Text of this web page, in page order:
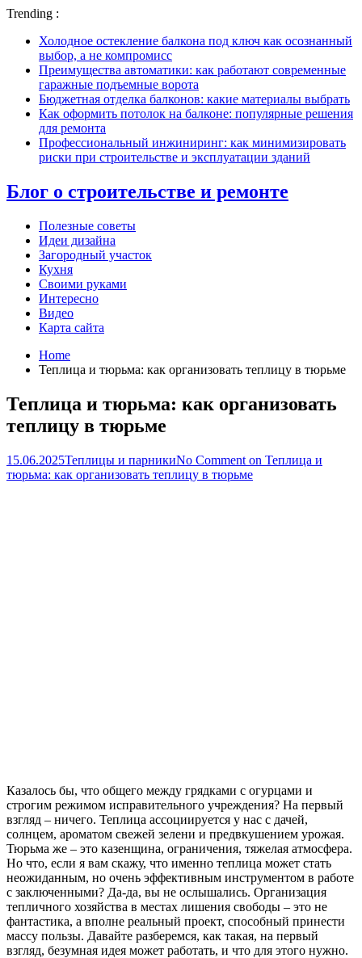
Trending :
Холодное остекление балкона под ключ как осознанный
выбор, а не компромисс
Преимущества автоматики: как работают современные
гаражные подъемные ворота
Бюджетная отделка балконов: какие материалы выбрать
Как оформить потолок на балконе: популярные решения
для ремонта
Профессиональный инжиниринг: как минимизировать
риски при строительстве и эксплуатации зданий
Блог о строительстве и ремонте
Полезные советы
Идеи дизайна
Загородный участок
Кухня
Своими руками
Интересно
Видео
Карта сайта
Home
Теплица и тюрьма: как организовать теплицу в тюрьме
Теплица и тюрьма: как организовать
теплицу в тюрьме
15.06.2025Теплицы и парникиNo Comment on Теплица и
тюрьма: как организовать теплицу в тюрьме
Казалось бы, что общего между грядками с огурцами и
строгим режимом исправительного учреждения? На первый
взгляд – ничего. Теплица ассоциируется у нас с дачей,
солнцем, ароматом свежей зелени и предвкушением урожая.
Тюрьма же – это казенщина, ограничения, тяжелая атмосфера.
Но что, если я вам скажу, что именно теплица может стать
неожиданным, но очень эффективным инструментом в работе
с заключенными? Да-да, вы не ослышались. Организация
тепличного хозяйства в местах лишения свободы – это не
фантастика, а вполне реальный проект, способный принести
массу пользы. Давайте разберемся, как такая, на первый
взгляд, безумная идея может работать, и что для этого нужно.